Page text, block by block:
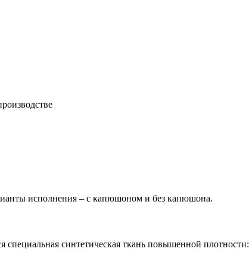
исполнения – с капюшоном и без капюшона.
синтетическая ткань повышенной плотности: